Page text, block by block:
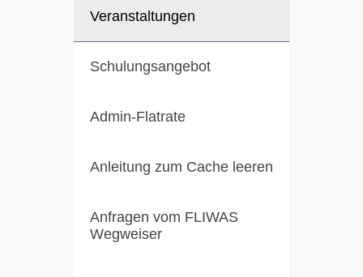
Veranstaltungen
Schulungsangebot
Admin-Flatrate
Anleitung zum Cache leeren
Anfragen vom FLIWAS
Wegweiser